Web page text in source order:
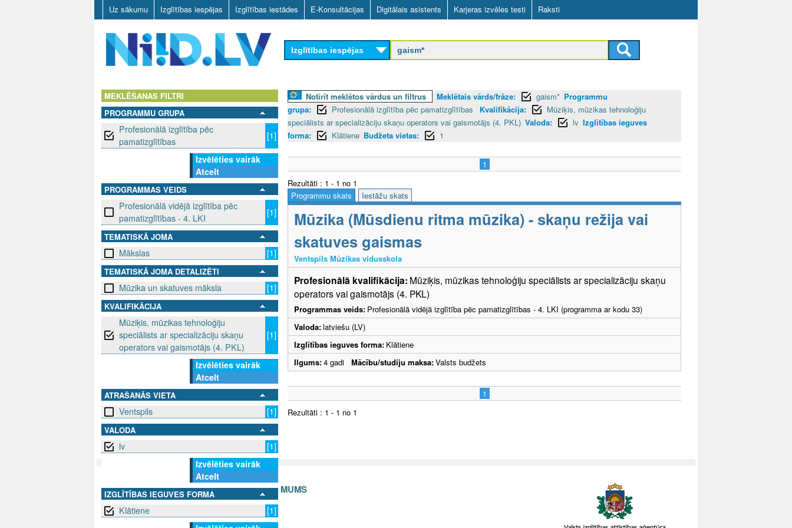
Skip
to
main
content
Uz sākumu Izglītības iespējas Izglītības iestādes E-Konsultācijas Digitālais asistents Karjeras izvēles testi Raksti
D
L
Izglītības iespējas
MEKLĒŠANAS FILTRI
PROGRAMMU GRUPA
Profesionālā izglītība pēc
pamatizglītības
[1]
Izvēlēties vairāk
Atcelt
PROGRAMMAS VEIDS
Profesionālā vidējā izglītība pēc
pamatizglītības - 4. LKI
[1]
TEMATISKĀ JOMA
Mākslas [1]
TEMATISKĀ JOMA DETALIZĒTI
Mūzika un skatuves māksla [1]
KVALIFIKĀCIJA
Mūziķis, mūzikas tehnoloģiju
speciālists ar specializāciju skaņu
operators vai gaismotājs (4. PKL)
[1]
Izvēlēties vairāk
Atcelt
ATRAŠANĀS VIETA
Ventspils [1]
VALODA
lv
[1]
Izvēlēties vairāk
Atcelt
IZGLĪTĪBAS IEGUVES FORMA
Klātiene
[1]
Notīrīt meklētos vārdus un filtrus Meklētais vārds/frāze: gaism* Programmu
grupa:
Profesionālā izglītība pēc pamatizglītības Kvalifikācija:
Mūziķis, mūzikas tehnoloģiju
speciālists ar specializāciju skaņu operators vai gaismotājs (4. PKL) Valoda: lv Izglītības ieguves
forma:
Klātiene Budžeta vietas: 1
1
Rezultāti : 1 - 1 no 1
Programmu skats
Iestāžu skats
Mūzika (Mūsdienu ritma mūzika) - skaņu režija vai
skatuves gaismas
Ventspils Mūzikas vidusskola
Profesionālā kvalifikācija: Mūziķis, mūzikas tehnoloģiju speciālists ar specializāciju skaņu
operators vai gaismotājs (4. PKL)
Programmas veids: Profesionālā vidējā izglītība pēc pamatizglītības - 4. LKI (programma ar kodu 33)
Valoda:latviešu (LV)
Izglītības ieguves forma: Klātiene
Ilgums:4 gadi Mācību/studiju maksa:Valsts budžets
1
Rezultāti : 1 - 1 no 1
SEKO MUMS SAZINIES AR MUMS
info@niid.lv